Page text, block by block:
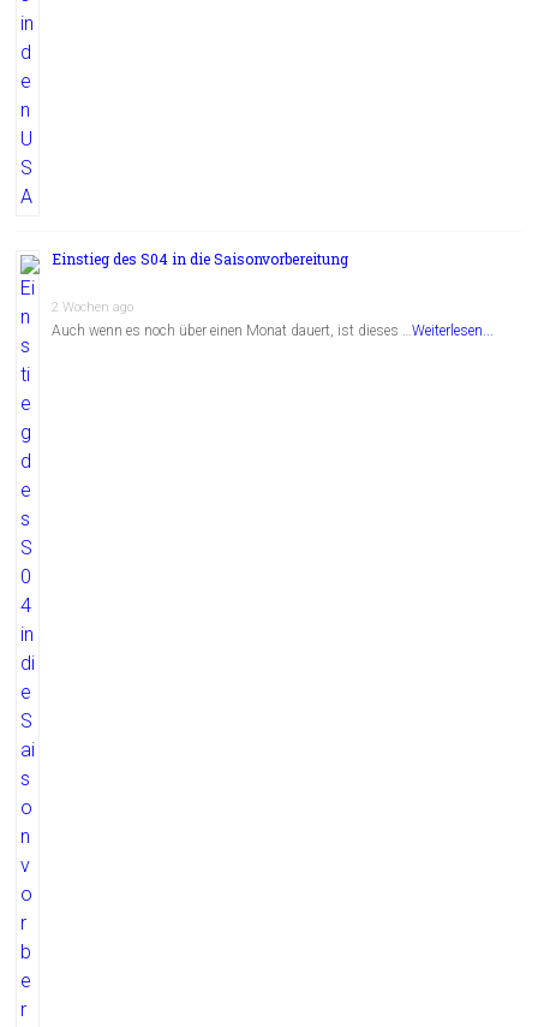
Einstieg des S04 in die Saisonvorbereitung
2 Wochen ago
Auch wenn es noch über einen Monat dauert, ist dieses …Weiterlesen...